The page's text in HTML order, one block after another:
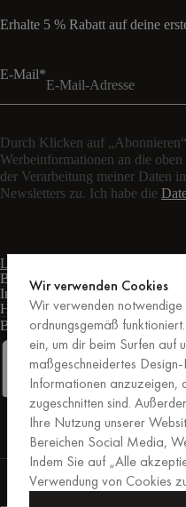
Erhalte 5 % Rabatt auf deine
E-Mail*
Durch Klicken auf
Werbeinformationen an die
der Verarbeitung meiner Daten
Newsletters zu. Ich habe die
Live-Chat
Bedingungen
Informationen
Hilfe
Business PRO
Facebook
Einkäufe, die
Kaufschutz bis
For
Wir verwenden Cookies
Wir verwenden
ordnungsgemäß
ein, um dir beim Surfen auf
maßgeschneidertes
Informationen anzuzeigen,
zugeschnitten sind.
Ihre Nutzung unserer
Bereichen Social Media,
Indem Sie auf „Alle
Verwendung von Cookies